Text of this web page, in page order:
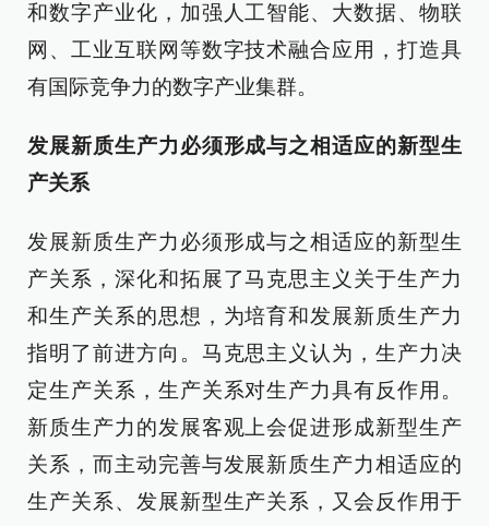
和数字产业化，加强人工智能、大数据、物联
网、工业互联网等数字技术融合应用，打造具
有国际竞争力的数字产业集群。
发展新质生产力必须形成与之相适应的新型生
产关系
发展新质生产力必须形成与之相适应的新型生
产关系，深化和拓展了马克思主义关于生产力
和生产关系的思想，为培育和发展新质生产力
指明了前进方向。马克思主义认为，生产力决
定生产关系，生产关系对生产力具有反作用。
新质生产力的发展客观上会促进形成新型生产
关系，而主动完善与发展新质生产力相适应的
生产关系、发展新型生产关系，又会反作用于